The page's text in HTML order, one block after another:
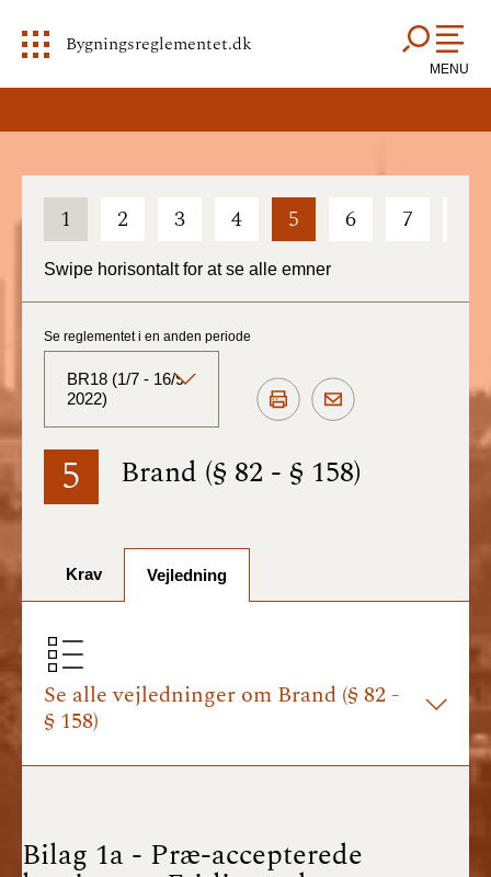
Bygningsreglementet.dk
MENU
1 2 3 4 5 6 7
Swipe horisontalt for at se alle emner
5 Brand (§ 82 - § 158)
Se reglementet i en anden periode
BR18 (1/7 - 16/9
2022)
BR18 (Aktuelt)
BR18 (1/1-30/6
BR18 (1/7- 31/12
2024)
2024)
Krav Vejledning
Se alle vejledninger om Brand (§ 82 -
§ 158)
Bilag 1a - Præ-accepterede